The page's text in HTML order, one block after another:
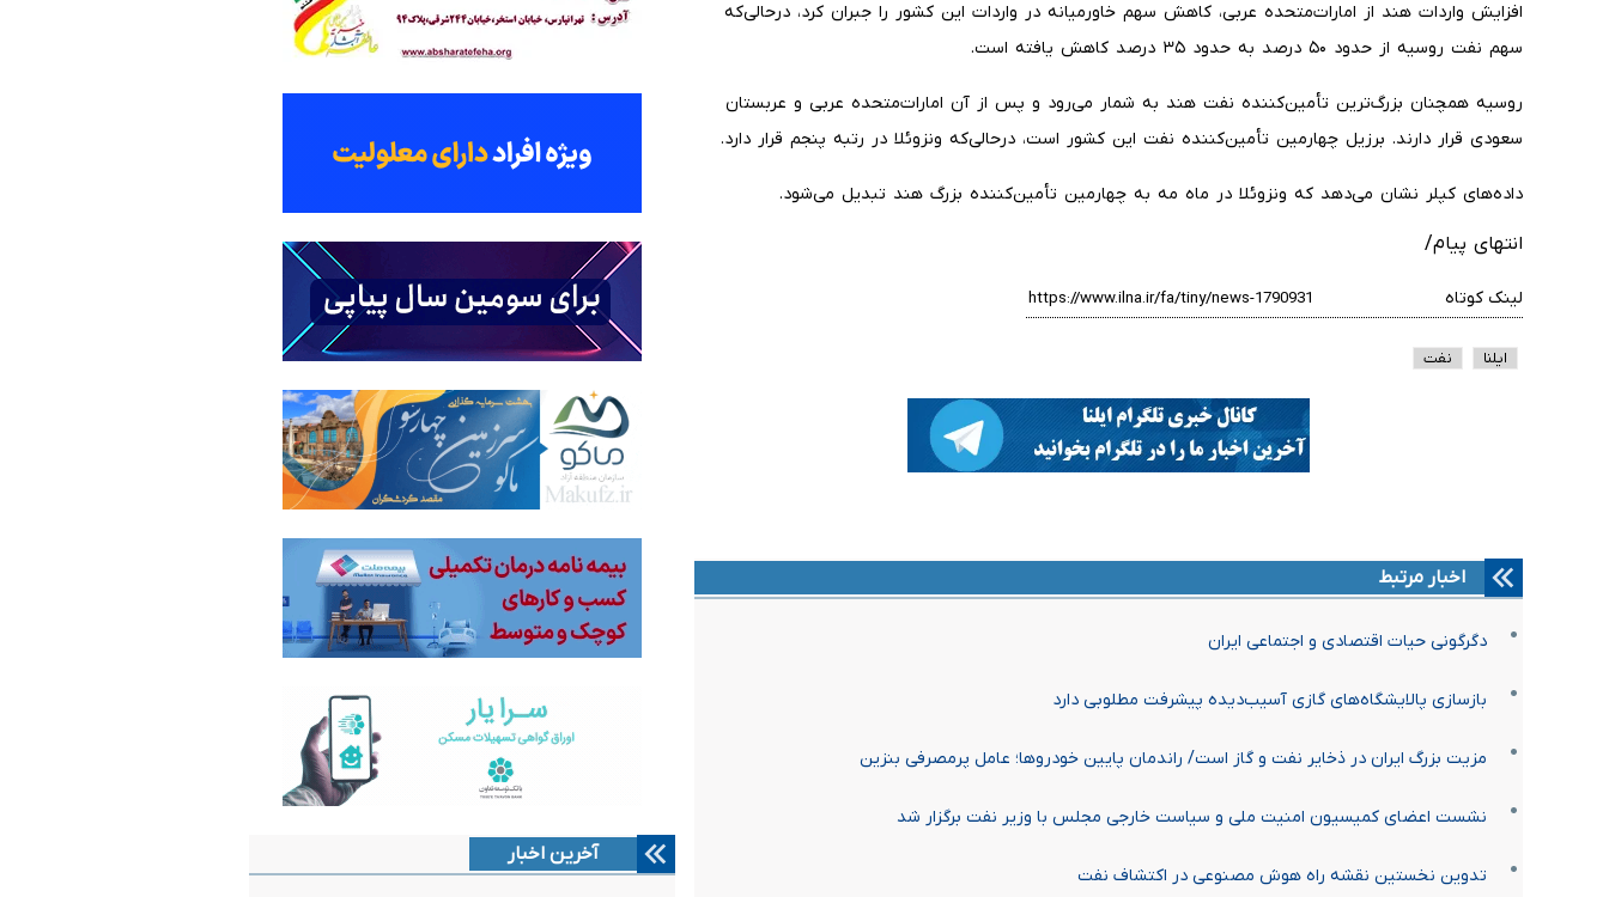
افزایش واردات هند از امارات‌متحده عربی، کاهش سهم خاورمیانه در واردات این کشور را جبران کرد، درحالی‌که
سهم نفت روسیه از حدود ۵۰ درصد به حدود ۳۵ درصد کاهش یافته است.
روسیه همچنان بزرگ‌ترین تأمین‌کننده نفت هند به‌ شمار می‌رود و پس از آن امارات‌متحده عربی و عربستان
سعودی قرار دارند. برزیل چهارمین تأمین‌کننده نفت این کشور است، درحالی‌که ونزوئلا در رتبه پنجم قرار دارد.
داده‌های کپلر نشان می‌دهد که ونزوئلا در ماه مه به چهارمین تأمین‌کننده بزرگ هند تبدیل می‌شود.
انتهای پیام/
لینک کوتاه
ایلنا نفت
اخبار مرتبط
دگرگونی حیات اقتصادی و اجتماعی ایران
بازسازی‌ پالایشگاه‌های گازی آسیب‌دیده پیشرفت مطلوبی دارد
مزیت بزرگ ایران در ذخایر نفت و گاز است/ راندمان پایین خودروها؛ عامل پرمصرفی بنزین
نشست اعضای کمیسیون امنیت ملی و سیاست خارجی مجلس با وزیر نفت برگزار شد
تدوین نخستین نقشه راه هوش مصنوعی در اکتشاف نفت
آخرین اخبار